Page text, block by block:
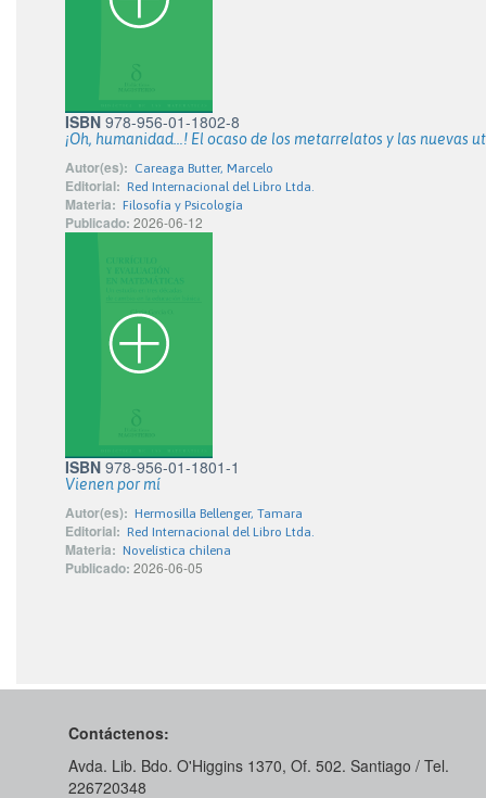
ISBN 978-956-01-1802-8
¡Oh, humanidad…! El ocaso de los metarrelatos y las nuevas
Autor(es): Careaga Butter, Marcelo
Editorial: Red Internacional del Libro Ltda.
Materia: Filosofía y Psicología
Publicado: 2026-06-12
ISBN 978-956-01-1801-1
Vienen por mí
Autor(es): Hermosilla Bellenger, Tamara
Editorial: Red Internacional del Libro Ltda.
Materia: Novelística chilena
Publicado: 2026-06-05
Contáctenos:
Avda. Lib. Bdo. O'Higgins 1370, Of. 502. Santiago / Tel.
226720348